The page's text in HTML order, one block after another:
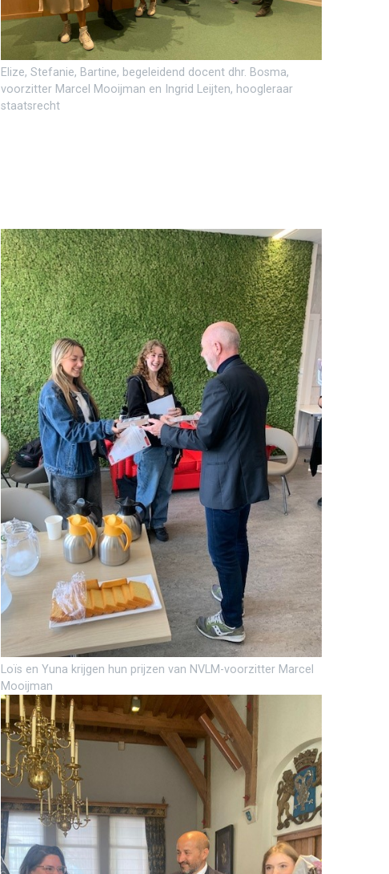
Elize, Stefanie, Bartine, begeleidend docent dhr. Bosma,
voorzitter Marcel Mooijman en Ingrid Leijten, hoogleraar
staatsrecht
Loïs en Yuna krijgen hun prijzen van NVLM-voorzitter Marcel
Mooijman